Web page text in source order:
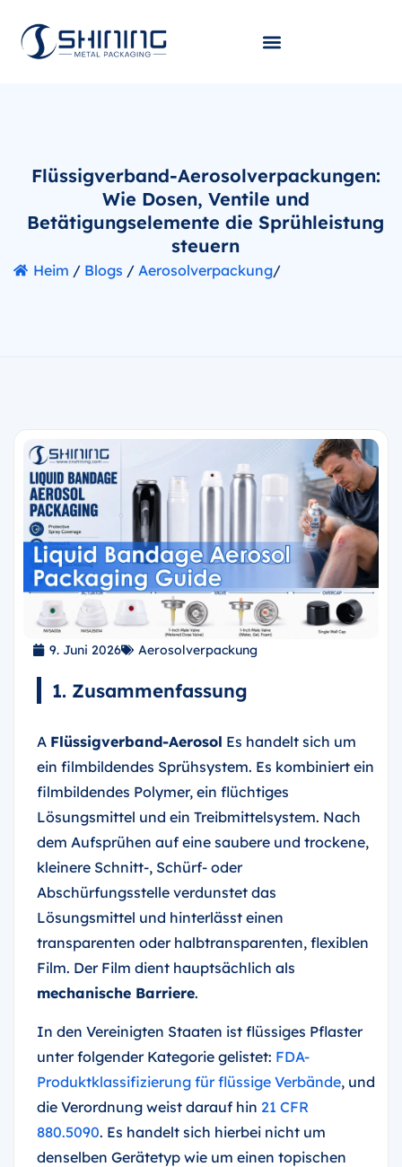
Flüssigverband-Aerosolverpackungen:
Wie Dosen, Ventile und
Betätigungselemente die Sprühleistung
steuern
Heim / Blogs / Aerosolverpackung/
9. Juni 2026 Aerosolverpackung
1. Zusammenfassung
A Flüssigverband-Aerosol Es handelt sich um
ein filmbildendes Sprühsystem. Es kombiniert ein
filmbildendes Polymer, ein flüchtiges
Lösungsmittel und ein Treibmittelsystem. Nach
dem Aufsprühen auf eine saubere und trockene,
kleinere Schnitt-, Schürf- oder
Abschürfungsstelle verdunstet das
Lösungsmittel und hinterlässt einen
transparenten oder halbtransparenten, flexiblen
Film. Der Film dient hauptsächlich als
mechanische Barriere.
In den Vereinigten Staaten ist flüssiges Pflaster
unter folgender Kategorie gelistet: FDA-
Produktklassifizierung für flüssige Verbände, und
die Verordnung weist darauf hin 21 CFR
880.5090. Es handelt sich hierbei nicht um
denselben Gerätetyp wie um einen topischen